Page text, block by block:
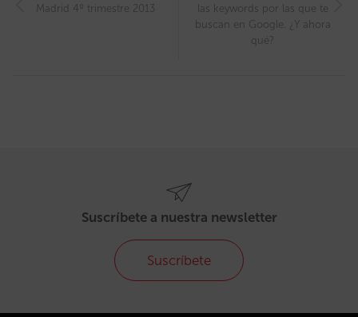
Madrid 4º trimestre 2013
las keywords por las que te
buscan en Google. ¿Y ahora
qué?
Suscríbete a nuestra newsletter
Suscríbete